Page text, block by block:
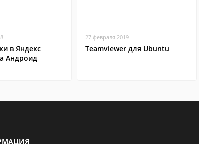
в Яндекс
Андроид
27 февраля 2019
Teamviewer для Ubuntu